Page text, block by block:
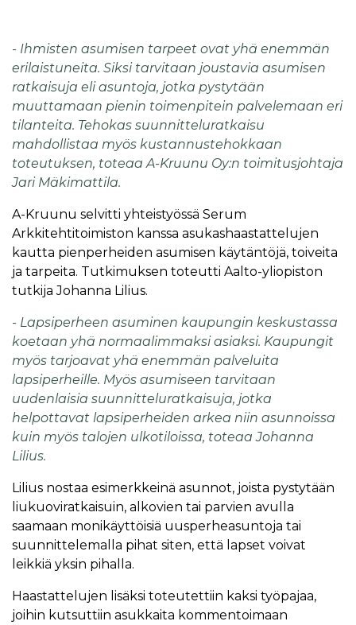
- Ihmisten asumisen tarpeet ovat yhä enemmän
erilaistuneita. Siksi tarvitaan joustavia asumisen
ratkaisuja eli asuntoja, jotka pystytään
muuttamaan pienin toimenpitein palvelemaan eri
tilanteita. Tehokas suunnitteluratkaisu
mahdollistaa myös kustannustehokkaan
toteutuksen, toteaa A-Kruunu Oy:n toimitusjohtaja
Jari Mäkimattila.
A-Kruunu selvitti yhteistyössä Serum
Arkkitehtitoimiston kanssa asukashaastattelujen
kautta pienperheiden asumisen käytäntöjä, toiveita
ja tarpeita. Tutkimuksen toteutti Aalto-yliopiston
tutkija Johanna Lilius.
- Lapsiperheen asuminen kaupungin keskustassa
koetaan yhä normaalimmaksi asiaksi. Kaupungit
myös tarjoavat yhä enemmän palveluita
lapsiperheille. Myös asumiseen tarvitaan
uudenlaisia suunnitteluratkaisuja, jotka
helpottavat lapsiperheiden arkea niin asunnoissa
kuin myös talojen ulkotiloissa, toteaa Johanna
Lilius.
Lilius nostaa esimerkkeinä asunnot, joista pystytään
liukuoviratkaisuin, alkovien tai parvien avulla
saamaan monikäyttöisiä uusperheasuntoja tai
suunnittelemalla pihat siten, että lapset voivat
leikkiä yksin pihalla.
Haastattelujen lisäksi toteutettiin kaksi työpajaa,
joihin kutsuttiin asukkaita kommentoimaan